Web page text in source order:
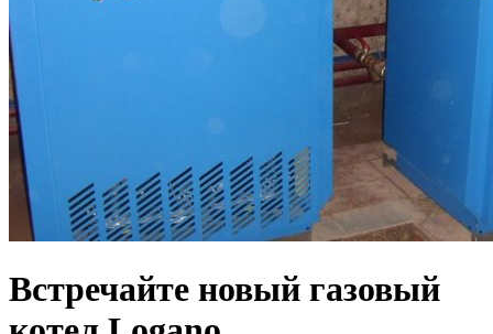
Встречайте новый газовый